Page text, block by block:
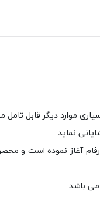
موارد دیگر قابل تامل
نماید.
بوده و فعالیت خود را از سال 1372 با تولید
باشد